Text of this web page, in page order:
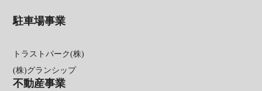
駐車場事業
トラストパーク(株)
(株)グランシップ
不動産事業